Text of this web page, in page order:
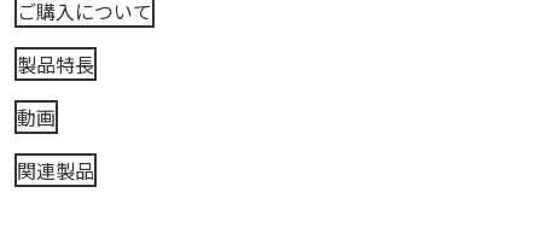
ご購入について
製品特長
動画
関連製品